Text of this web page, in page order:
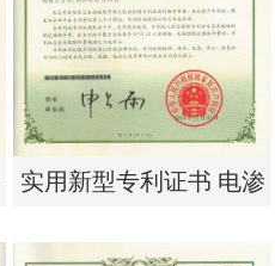
实用新型专利证书 电渗